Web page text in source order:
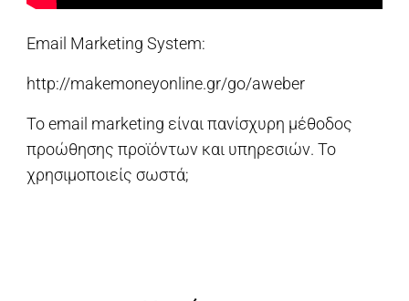
Email Marketing System:
http://makemoneyonline.gr/go/aweber
Το email marketing είναι πανίσχυρη μέθοδος
προώθησης προϊόντων και υπηρεσιών. Το
χρησιμοποιείς σωστά;